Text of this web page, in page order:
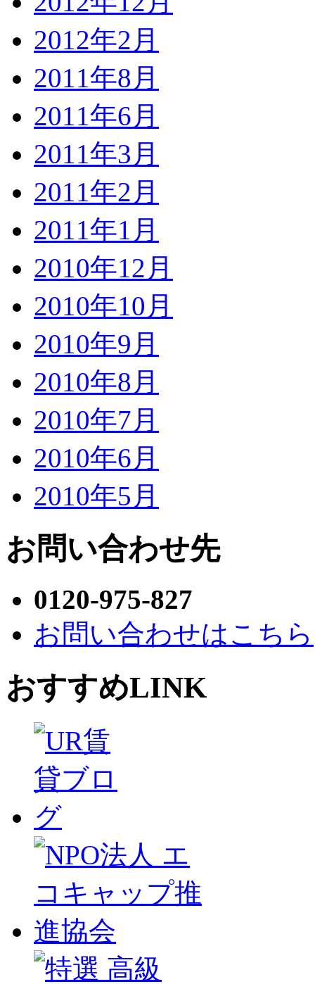
2012年2月
2011年8月
2011年6月
2011年3月
2011年2月
2011年1月
2010年12月
2010年10月
2010年9月
2010年8月
2010年7月
2010年6月
2010年5月
お問い合わせ先
0120-975-827
お問い合わせはこちら
おすすめLINK